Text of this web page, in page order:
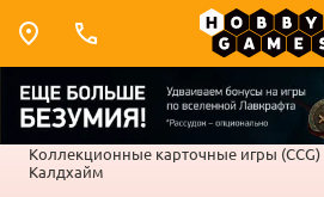
Коллекционные карточные игры (CCG)
Калдхайм